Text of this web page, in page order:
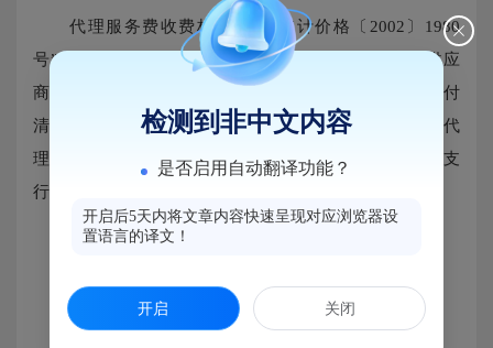
代理服务费收费标准：参照“计价格〔2002〕1980
号”文件规定收取，100万元以下的按1%计取。由成交供应
商在领取成交通知书前以现金、转账等付款方式一次性付
清。招标代理服务费专户：账户名称：福建省顺鑫招标代
理有限公司，开户行：华夏银行股份有限公司福州晋安支
行，账号：12255000000186362。
代理服务费收费金额：
合同包1围墙及行健馆屋面墙面修缮：0.5673万元
收取对象：中标（成交）供应商
检测到非中文内容
是否启用自动翻译功能？
开启后5天内将文章内容快速呈现对应浏览器设
置语言的译文！
开启 关闭